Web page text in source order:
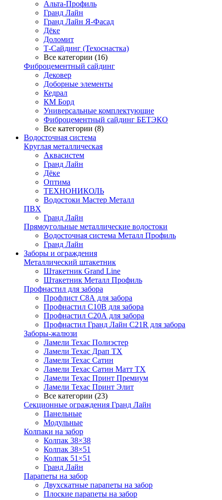
Альта-Профиль
Гранд Лайн
Гранд Лайн Я-Фасад
Дёке
Доломит
Т-Сайдинг (Техоснастка)
Все категории (16)
Фиброцементный сайдинг
Дековер
Доборные элементы
Кедрал
КМ Борд
Универсальные комплектующие
Фиброцементный сайдинг БЕТЭКО
Все категории (8)
Водосточная система
Круглая металлическая
Аквасистем
Гранд Лайн
Дёке
Оптима
ТЕХНОНИКОЛЬ
Водостоки Мастер Металл
ПВХ
Гранд Лайн
Прямоугольные металлические водостоки
Водосточная система Металл Профиль
Гранд Лайн
Заборы и ограждения
Металлический штакетник
Штакетник Grand Line
Штакетник Металл Профиль
Профнастил для забора
Профлист С8А для забора
Профнастил С10В для забора
Профнастил С20А для забора
Профнастил Гранд Лайн С21R для забора
Заборы-жалюзи
Ламели Техас Полиэстер
Ламели Техас Драп ТХ
Ламели Техас Сатин
Ламели Техас Сатин Матт ТХ
Ламели Техас Принт Премиум
Ламели Техас Принт Элит
Все категории (23)
Секционные ограждения Гранд Лайн
Панельные
Модульные
Колпаки на забор
Колпак 38×38
Колпак 38×51
Колпак 51×51
Гранд Лайн
Парапеты на забор
Двухскатные парапеты на забор
Плоские парапеты на забор